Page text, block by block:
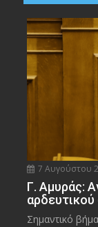
7 Αυγούστου
Γ. Αμυράς:
Σημαντικό